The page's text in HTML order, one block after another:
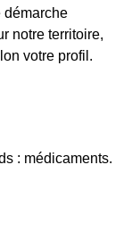
démarche
notre territoire,
votre profil.
: médicaments.